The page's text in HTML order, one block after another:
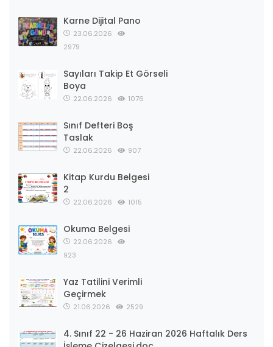
Karne Dijital Pano
23.06.2026
2979
Sayıları Takip Et Görseli
Boya
22.06.2026 1076
Sınıf Defteri Boş
Taslak
22.06.2026 907
Kitap Kurdu Belgesi
2
22.06.2026 1015
Okuma Belgesi
22.06.2026
923
Yaz Tatilini Verimli
Geçirmek
21.06.2026 2529
4. Sınıf 22 - 26 Haziran 2026 Haftalık Ders